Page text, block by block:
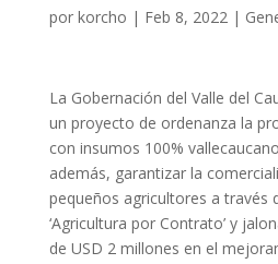
por korcho | Feb 8, 2022|
La Gobernación del Valle del
un proyecto de ordenanza la
con insumos 100%
además, garantizar la
pequeños agricultores a través
‘Agricultura por Contrato’ y
de USD 2 millones en el